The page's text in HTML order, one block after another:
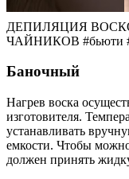
ДЕПИЛЯЦИЯ
ЧАЙНИКОВ #бьюти
Баночный
Нагрев воска
изготовителя.
устанавливать
емкости. Чтобы
должен принять